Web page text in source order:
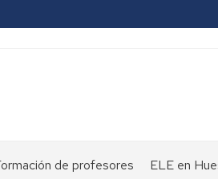
de profesores ELE en